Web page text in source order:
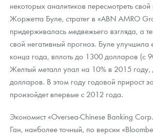
некоторых аналитиков пересмотреть
Жоржетта Буле, стратег в «ABN AMRO
придерживалась медвежьего взгляда, а
свой негативный прогноз. Буле улучшила
конца года, вплоть до 1300 долларов (с
Желтый металл упал на 10% в 2015
долларов. В этом году годовой прирост
произойдет впервые с 2012 года.
Экономист «Oversea-Chinese Banking
Ган, наиболее точный, по версии